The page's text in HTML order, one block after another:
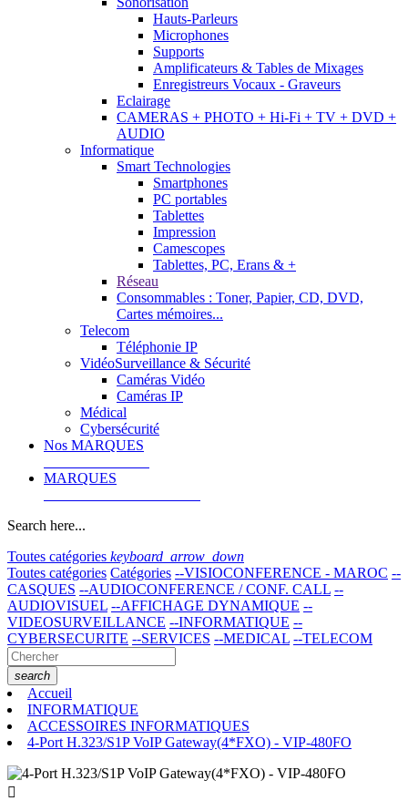
Hauts-Parleurs
Microphones
Supports
Amplificateurs & Tables de Mixages
Enregistreurs Vocaux - Graveurs
Eclairage
CAMERAS + PHOTO + Hi-Fi + TV + DVD +
AUDIO
Informatique
Smart Technologies
Smartphones
PC portables
Tablettes
Impression
Camescopes
Tablettes, PC, Erans & +
Réseau
Consommables : Toner, Papier, CD, DVD,
Cartes mémoires...
Telecom
Téléphonie IP
VidéoSurveillance & Sécurité
Caméras Vidéo
Caméras IP
Médical
Cybersécurité
Nos MARQUES
MARQUES
Search here...
Toutes catégories keyboard_arrow_down
Toutes catégories Catégories --VISIOCONFERENCE - MAROC --
CASQUES --AUDIOCONFERENCE / CONF. CALL --
AUDIOVISUEL --AFFICHAGE DYNAMIQUE --
VIDEOSURVEILLANCE --INFORMATIQUE --
CYBERSECURITE --SERVICES --MEDICAL --TELECOM
search
Accueil
INFORMATIQUE
ACCESSOIRES INFORMATIQUES
4-Port H.323/S1P VoIP Gateway(4*FXO) - VIP-480FO
